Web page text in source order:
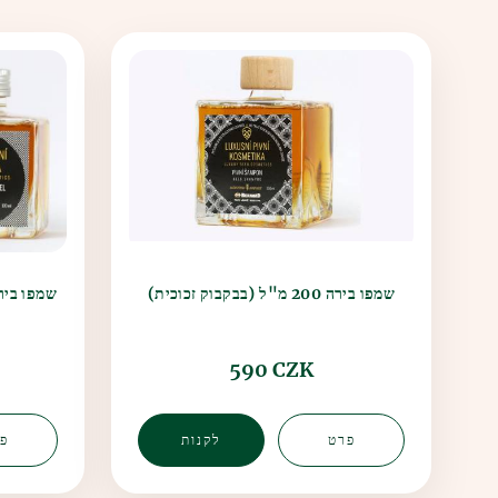
שמפו בירה 200 מ"ל (בבקבוק זכוכית)
590 CZK
לקנות פרט